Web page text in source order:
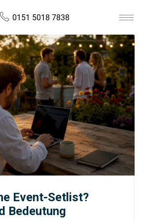
0151 5018 7838
Event-Setlist?
Bedeutung